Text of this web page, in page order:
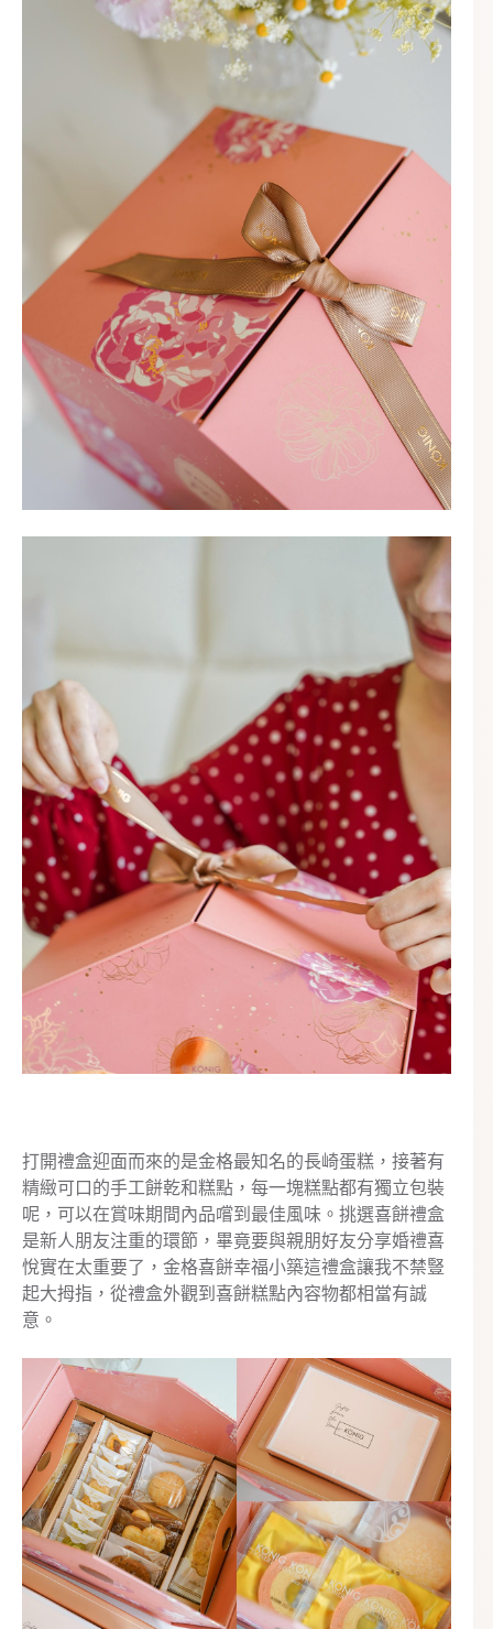
打開禮盒迎面而來的是金格最知名的長崎蛋糕，接著有
精緻可口的手工餅乾和糕點，每一塊糕點都有獨立包裝
呢，可以在賞味期間內品嚐到最佳風味。挑選喜餅禮盒
是新人朋友注重的環節，畢竟要與親朋好友分享婚禮喜
悅實在太重要了，金格喜餅幸福小築這禮盒讓我不禁豎
起大拇指，從禮盒外觀到喜餅糕點內容物都相當有誠
意。